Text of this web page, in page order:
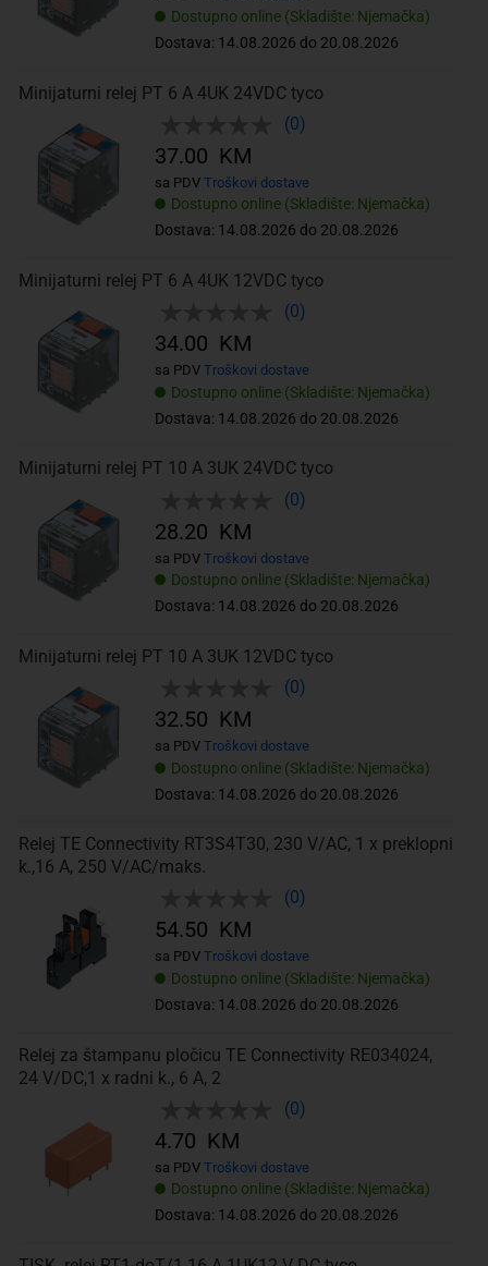
Dostupno online (Skladište: Njemačka)
Dostava: 14.08.2026 do 20.08.2026
Minijaturni relej PT 6 A 4UK 24VDC tyco
(0)
Dostupno online (Skladište: Njemačka)
Dostava: 14.08.2026 do 20.08.2026
37.00 KM
sa PDV Troškovi dostave
Minijaturni relej PT 6 A 4UK 12VDC tyco
(0)
Dostupno online (Skladište: Njemačka)
Dostava: 14.08.2026 do 20.08.2026
34.00 KM
sa PDV Troškovi dostave
Minijaturni relej PT 10 A 3UK 24VDC tyco
(0)
Dostupno online (Skladište: Njemačka)
Dostava: 14.08.2026 do 20.08.2026
28.20 KM
sa PDV Troškovi dostave
Minijaturni relej PT 10 A 3UK 12VDC tyco
(0)
Dostupno online (Skladište: Njemačka)
Dostava: 14.08.2026 do 20.08.2026
32.50 KM
sa PDV Troškovi dostave
Relej TE Connectivity RT3S4T30, 230 V/AC, 1 x preklopni
k.,16 A, 250 V/AC/maks.
(0)
Dostupno online (Skladište: Njemačka)
Dostava: 14.08.2026 do 20.08.2026
54.50 KM
sa PDV Troškovi dostave
Relej za štampanu pločicu TE Connectivity RE034024,
24 V/DC,1 x radni k., 6 A, 2
(0)
Dostupno online (Skladište: Njemačka)
Dostava: 14.08.2026 do 20.08.2026
4.70 KM
sa PDV Troškovi dostave